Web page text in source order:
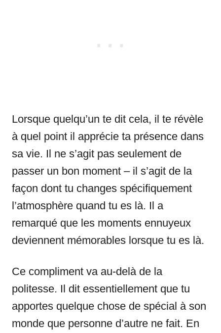
Lorsque quelqu’un te dit cela, il te révèle
à quel point il apprécie ta présence dans
sa vie. Il ne s’agit pas seulement de
passer un bon moment – il s’agit de la
façon dont tu changes spécifiquement
l’atmosphère quand tu es là. Il a
remarqué que les moments ennuyeux
deviennent mémorables lorsque tu es là.
Ce compliment va au-delà de la
politesse. Il dit essentiellement que tu
apportes quelque chose de spécial à son
monde que personne d’autre ne fait. En